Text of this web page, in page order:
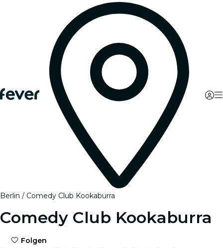
Berlin Comedy Club Kookaburra
Comedy Club Kookaburra
Folgen